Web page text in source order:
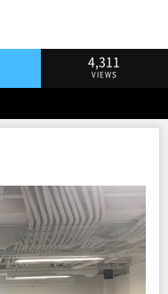
4,311
VIEWS